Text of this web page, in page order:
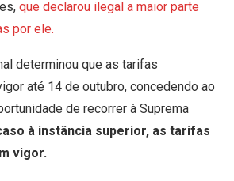
que declarou ilegal a maior parte
por ele.
determinou que as tarifas
até 14 de outubro, concedendo ao
de recorrer à Suprema
à instância superior, as tarifas
vigor.